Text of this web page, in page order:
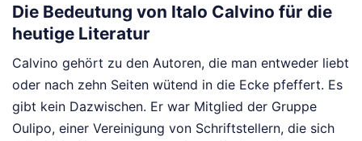
Die Bedeutung von Italo Calvino für die
heutige Literatur
Calvino gehört zu den Autoren, die man entweder liebt
oder nach zehn Seiten wütend in die Ecke pfeffert. Es
gibt kein Dazwischen. Er war Mitglied der Gruppe
Oulipo, einer Vereinigung von Schriftstellern, die sich